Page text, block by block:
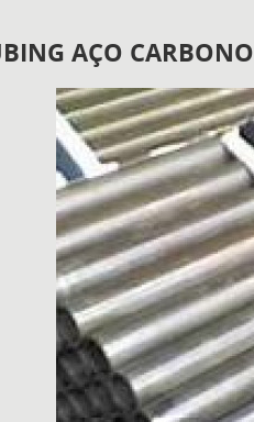
AÇO CARBONO